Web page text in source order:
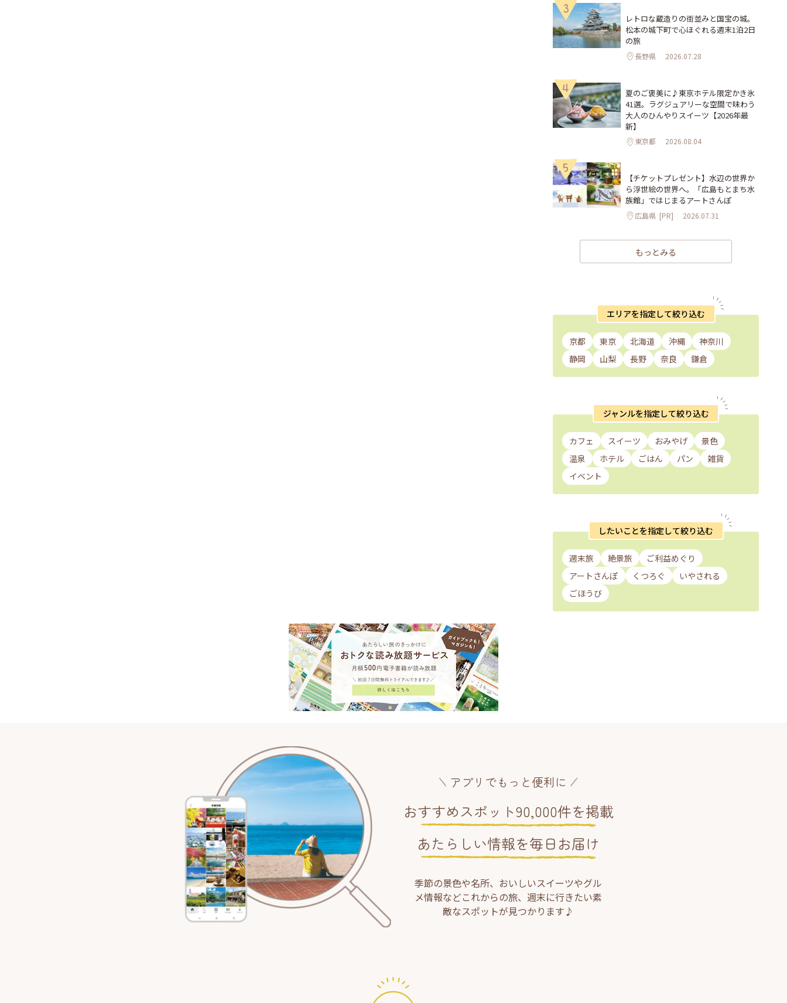
3
レトロな蔵造りの街並みと国宝の城。
松本の城下町で心ほぐれる週末1泊2日
の旅
長野県 2026.07.28
4
夏のご褒美に♪東京ホテル限定かき氷
41選。ラグジュアリーな空間で味わう
大人のひんやりスイーツ【2026年最
新】
東京都 2026.08.04
5
【チケットプレゼント】水辺の世界か
ら浮世絵の世界へ。「広島もとまち水
族館」ではじまるアートさんぽ
広島県 [PR] 2026.07.31
もっとみる
エリアを指定して絞り込む
京都 東京 北海道 沖縄
神奈川
静岡
山梨 長野 奈良 鎌倉
ジャンルを指定して絞り込む
カフェ スイーツ おみやげ
景色
温泉
ホテル ごはん パン
雑貨
イベント
したいことを指定して絞り込む
週末旅 絶景旅
ご利益めぐり
アートさんぽ
くつろぐ
いやされる
ごほうび
アプリでもっと便利に
おすすめスポット90,000件を掲載
あたらしい情報を毎日お届け
季節の景色や名所、おいしいスイーツやグル
メ情報などこれからの旅、週末に行きたい素
敵なスポットが見つかります♪